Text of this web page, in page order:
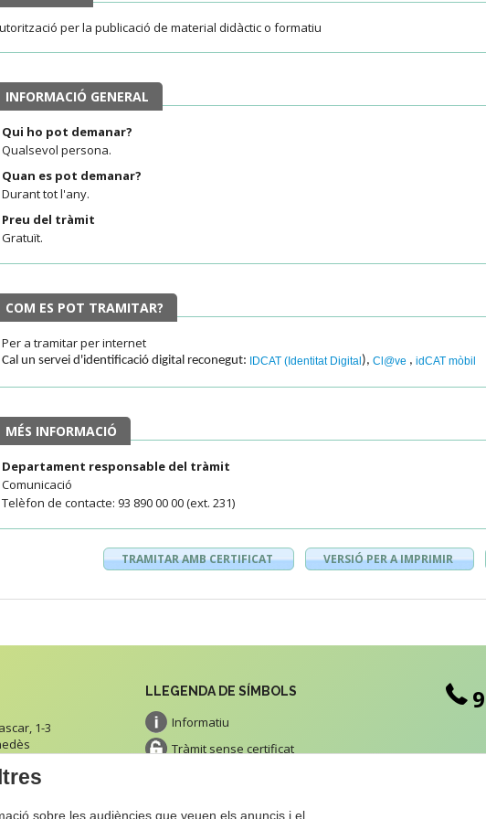
per la publicació de material didàctic o formatiu
INFORMACIÓ GENERAL
Qui ho pot demanar?
Qualsevol persona.
Quan es pot demanar?
Durant tot l'any.
Preu del tràmit
Gratuït.
COM ES POT TRAMITAR?
Per a tramitar per internet
Cal un servei d'identificació digital reconegut: IDCAT (Identitat Digital ), Cl@ve , idCAT mòbil
MÉS INFORMACIÓ
Departament responsable del tràmit
Comunicació
Telèfon de contacte: 93 890 00 00 (ext. 231)
TRAMITAR AMB CERTIFICAT VERSIÓ PER A IMPRIMIR
1-3
LLEGENDA DE SÍMBOLS
Informatiu
Tràmit sense certificat
sobre les audiències que veuen els anuncis i el